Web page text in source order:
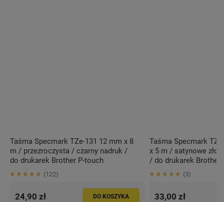
Taśma Specmark TZe-131 12 mm x 8
m / przezroczysta / czarny nadruk /
do drukarek Brother P-touch
122
24,90 zł DO KOSZYKA
Taśma Specmark
x 5 m / satynowe
/ do drukarek Brother
3
33,00 zł